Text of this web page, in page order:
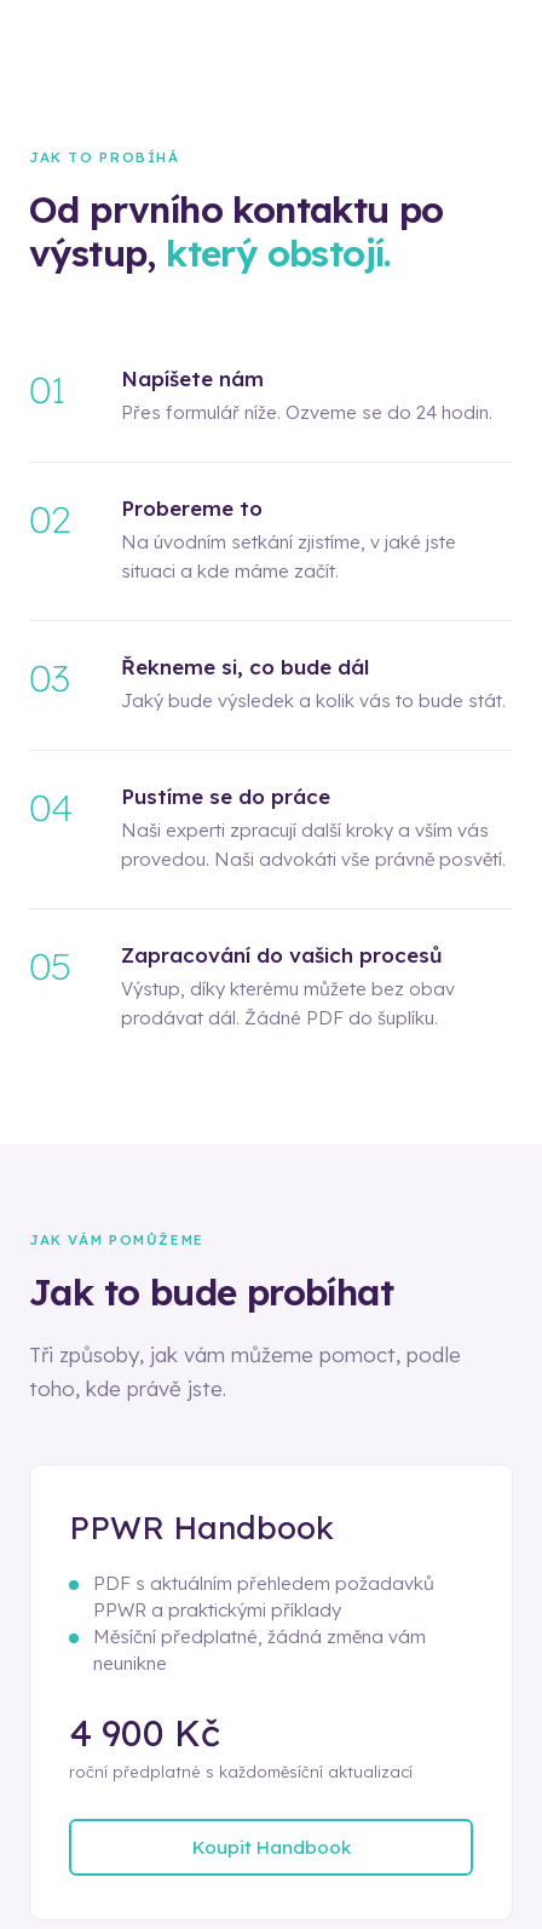
JAK TO PROBÍHÁ
Od prvního kontaktu po
výstup, který obstojí.
01 Napíšete nám
Přes formulář níže. Ozveme se do 24 hodin.
02 Probereme to
Na úvodním setkání zjistíme, v jaké jste
situaci a kde máme začít.
03 Řekneme si, co bude dál
Jaký bude výsledek a kolik vás to bude stát.
04 Pustíme se do práce
Naši experti zpracují další kroky a vším vás
provedou. Naši advokáti vše právně posvětí.
05 Zapracování do vašich procesů
Výstup, díky kterému můžete bez obav
prodávat dál. Žádné PDF do šuplíku.
JAK VÁM POMŮŽEME
Jak to bude probíhat
Tři způsoby, jak vám můžeme pomoct, podle
toho, kde právě jste.
PPWR Handbook
PDF s aktuálním přehledem požadavků
PPWR a praktickými příklady
Měsíční předplatné, žádná změna vám
neunikne
4 900 Kč
roční předplatné s každoměsíční aktualizací
Koupit Handbook